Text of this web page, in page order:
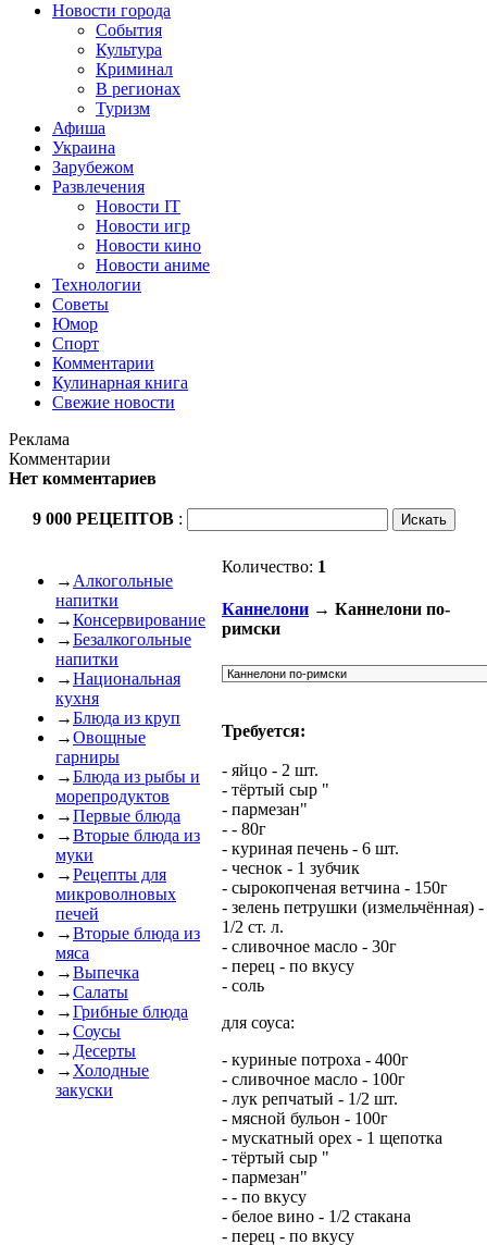
Новости города
События
Культура
Криминал
В регионах
Туризм
Афиша
Украина
Зарубежом
Развлечения
Новости IT
Новости игр
Новости кино
Новости аниме
Технологии
Советы
Юмор
Спорт
Комментарии
Кулинарная книга
Свежие новости
Реклама
Комментарии
Нет комментариев
9 000 РЕЦЕПТОВ :
→ Алкогольные
напитки
→Консервирование
→Безалкогольные
напитки
→Национальная
кухня
→Блюда из круп
→Овощные
гарниры
→Блюда из рыбы и
морепродуктов
→Первые блюда
→Вторые блюда из
муки
→Рецепты для
микроволновых
печей
→Вторые блюда из
мяса
→Выпечка
→Салаты
→Грибные блюда
→Соусы
→ Десерты
→ Холодные
закуски
Количество: 1
Каннелони → Каннелони по-
римски
Требуется:
- яйцо - 2 шт.
- тёртый сыр "
- пармезан"
- - 80г
- куриная печень - 6 шт.
- чеснок - 1 зубчик
- сырокопченая ветчина - 150г
- зелень петрушки (измельчённая) -
1/2 ст. л.
- сливочное масло - 30г
- перец - по вкусу
- соль
для соуса:
- куриные потроха - 400г
- сливочное масло - 100г
- лук репчатый - 1/2 шт.
- мясной бульон - 100г
- мускатный орех - 1 щепотка
- тёртый сыр "
- пармезан"
- - по вкусу
- белое вино - 1/2 стакана
- перец - по вкусу